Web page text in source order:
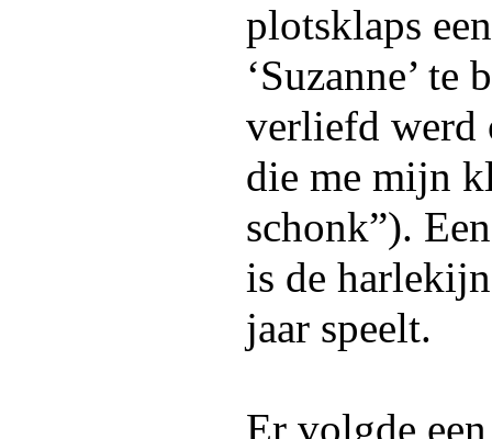
plotsklaps
‘Suzanne’ te
verliefd werd
die me mijn
schonk”).
is de
jaar speelt.
Er volgde